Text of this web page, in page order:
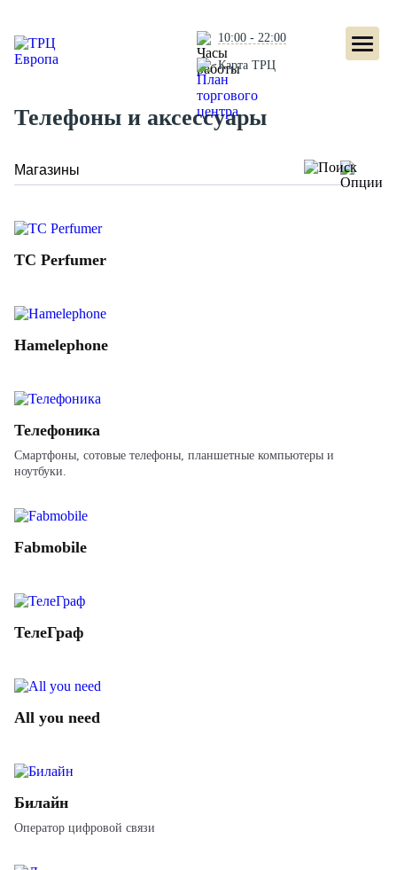
10:00 - 22:00
Карта ТРЦ
Телефоны и аксессуары
TC Perfumer
Hamelephone
Телефоника
Смартфоны, сотовые телефоны, планшетные компьютеры и
ноутбуки.
Fabmobile
ТелеГраф
All you need
Билайн
Оператор цифровой связи